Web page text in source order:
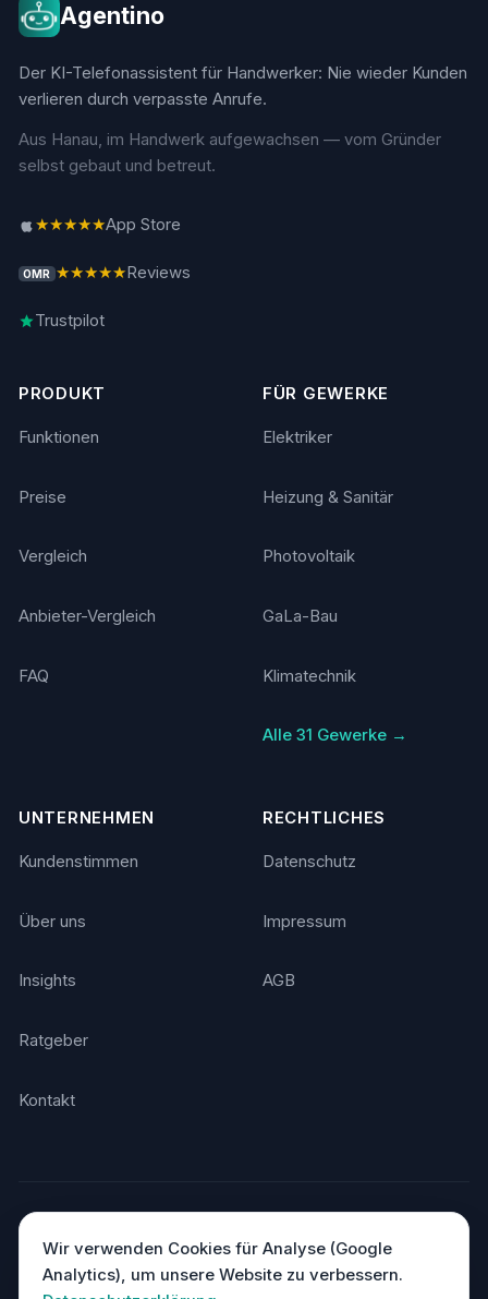
Agentino
Der KI-Telefonassistent für Handwerker: Nie wieder Kunden
verlieren durch verpasste Anrufe.
Aus Hanau, im Handwerk aufgewachsen — vom Gründer
selbst gebaut und betreut.
★★★★★App Store
OMR ★★★★★ Reviews
Trustpilot
PRODUKT
Funktionen
Preise
Vergleich
Anbieter-Vergleich
FAQ
FÜR GEWERKE
Elektriker
Heizung & Sanitär
Photovoltaik
GaLa-Bau
Klimatechnik
Alle 31 Gewerke →
UNTERNEHMEN
Kundenstimmen
Über uns
Insights
Ratgeber
Kontakt
RECHTLICHES
Datenschutz
Impressum
AGB
DSGVO-konform · Hosting in Deutschland
Wir verwenden Cookies für Analyse (Google
Analytics), um unsere Website zu verbessern.